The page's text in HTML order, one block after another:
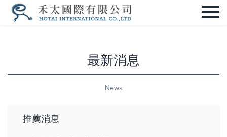
最新消息
News
推薦消息